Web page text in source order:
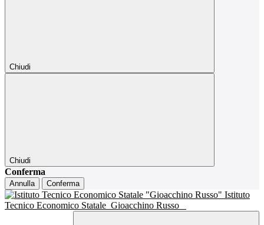
Chiudi
Chiudi
Conferma
Annulla Conferma
Istituto
Tecnico Economico Statale Gioacchino Russo